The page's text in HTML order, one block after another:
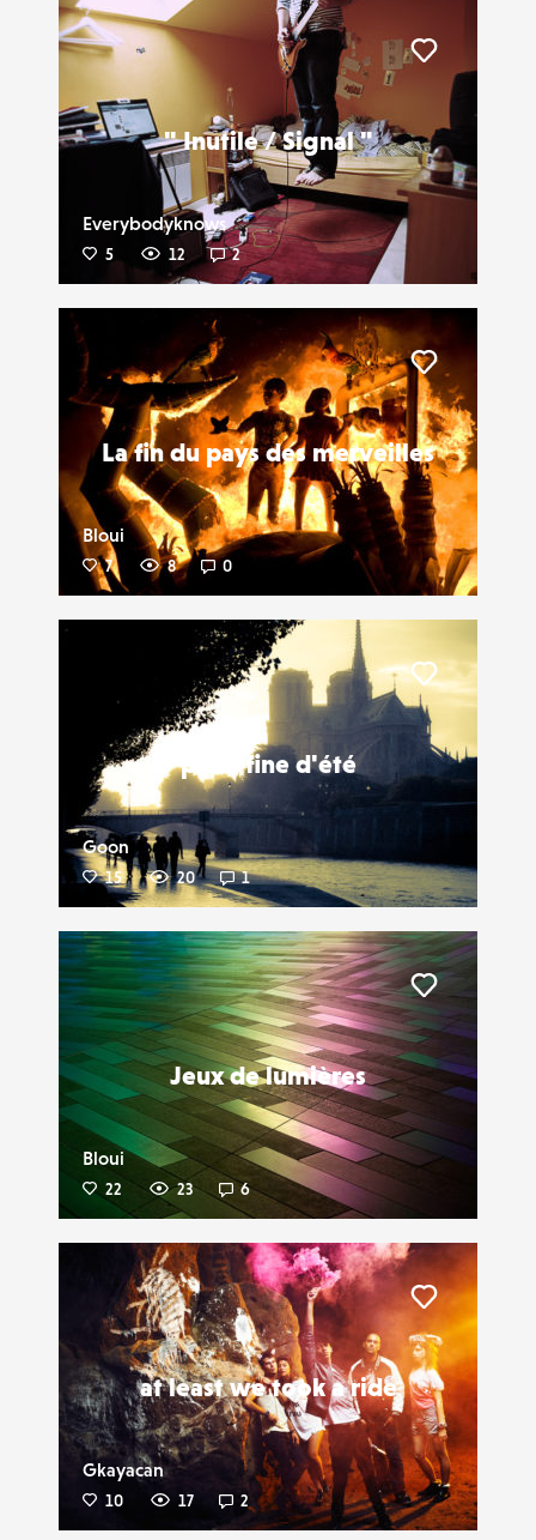
" Inutile / Signal "
Everybodyknows
5 12 2
La fin du pays des merveilles
Bloui
7 8 0
pluie fine d'été
Goon
15 20 1
Liker
Jeux de lumières
Bloui
22 23 6
Liker
at least we took a ride
Gkayacan
10 17 2